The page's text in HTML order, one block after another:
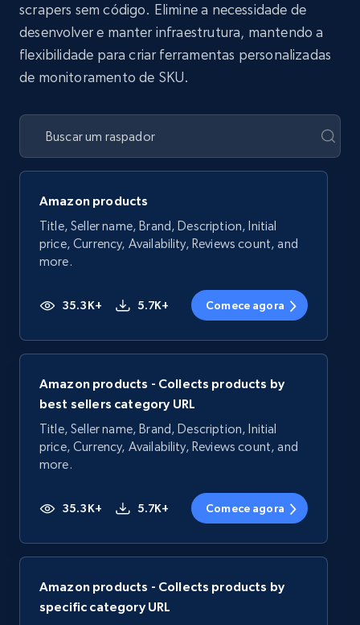
scrapers sem código. Elimine a necessidade de
desenvolver e manter infraestrutura, mantendo a
flexibilidade para criar ferramentas personalizadas
de monitoramento de SKU.
Amazon products
Title, Seller name, Brand, Description, Initial
price, Currency, Availability, Reviews count, and
more.
35.3K+ 5.7K+ Comece agora
Amazon products - Collects products by
best sellers category URL
Title, Seller name, Brand, Description, Initial
price, Currency, Availability, Reviews count, and
more.
35.3K+ 5.7K+ Comece agora
Amazon products - Collects products by
specific category URL